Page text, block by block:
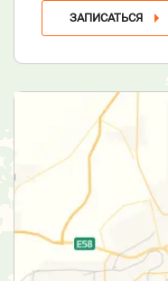
ЗАПИСАТЬСЯ